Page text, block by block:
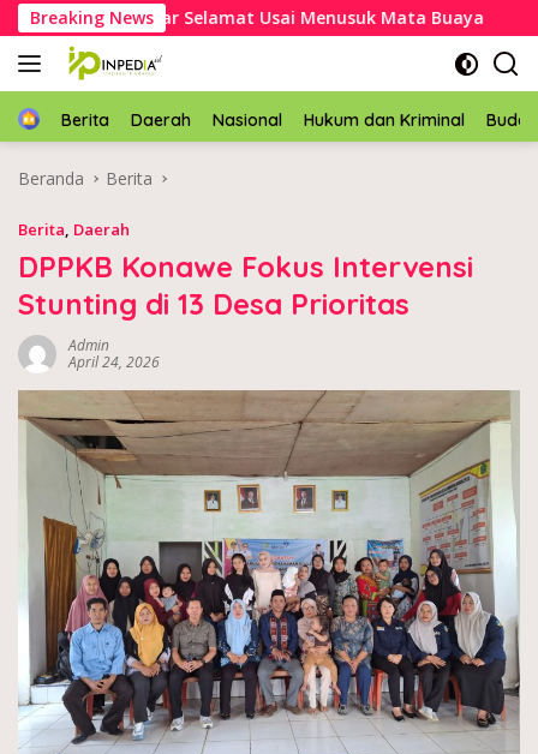
Langsung
ke
konten
Breaking News
Asal Mubar Selamat Usai Menusuk Mata Buaya
HomeBerita Daerah Nasional Hukum dan Kriminal
Beranda Berita
Berita, Daerah
DPPKB Konawe Fokus Intervensi
Stunting di 13 Desa Prioritas
Admin
April 24, 2026